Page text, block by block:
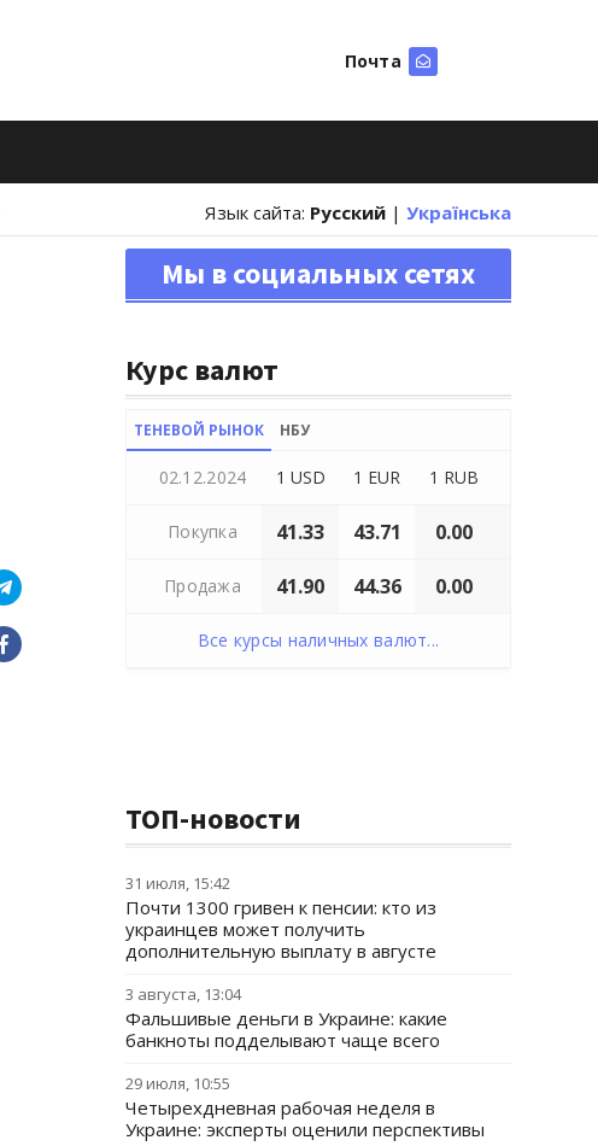
Почта
Язык сайта: Русский | Українська
Мы в социальных сетях
Курс валют
ТЕНЕВОЙ РЫНОК НБУ
02.12.2024 1 USD 1 EUR 1 RUB
Покупка 41.33 43.71 0.00
Продажа 41.90 44.36 0.00
Все курсы наличных валют...
ТОП-новости
31 июля, 15:42
Почти 1300 гривен к пенсии: кто из
украинцев может получить
дополнительную выплату в августе
3 августа, 13:04
Фальшивые деньги в Украине: какие
банкноты подделывают чаще всего
29 июля, 10:55
Четырехдневная рабочая неделя в
Украине: эксперты оценили перспективы